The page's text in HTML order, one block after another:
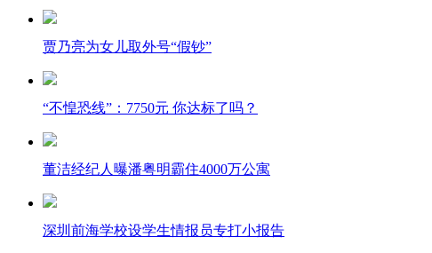
贾乃亮为女儿取外号“假钞”
“不惶恐线”：7750元 你达标了吗？
董洁经纪人曝潘粤明霸住4000万公寓
深圳前海学校设学生情报员专打小报告